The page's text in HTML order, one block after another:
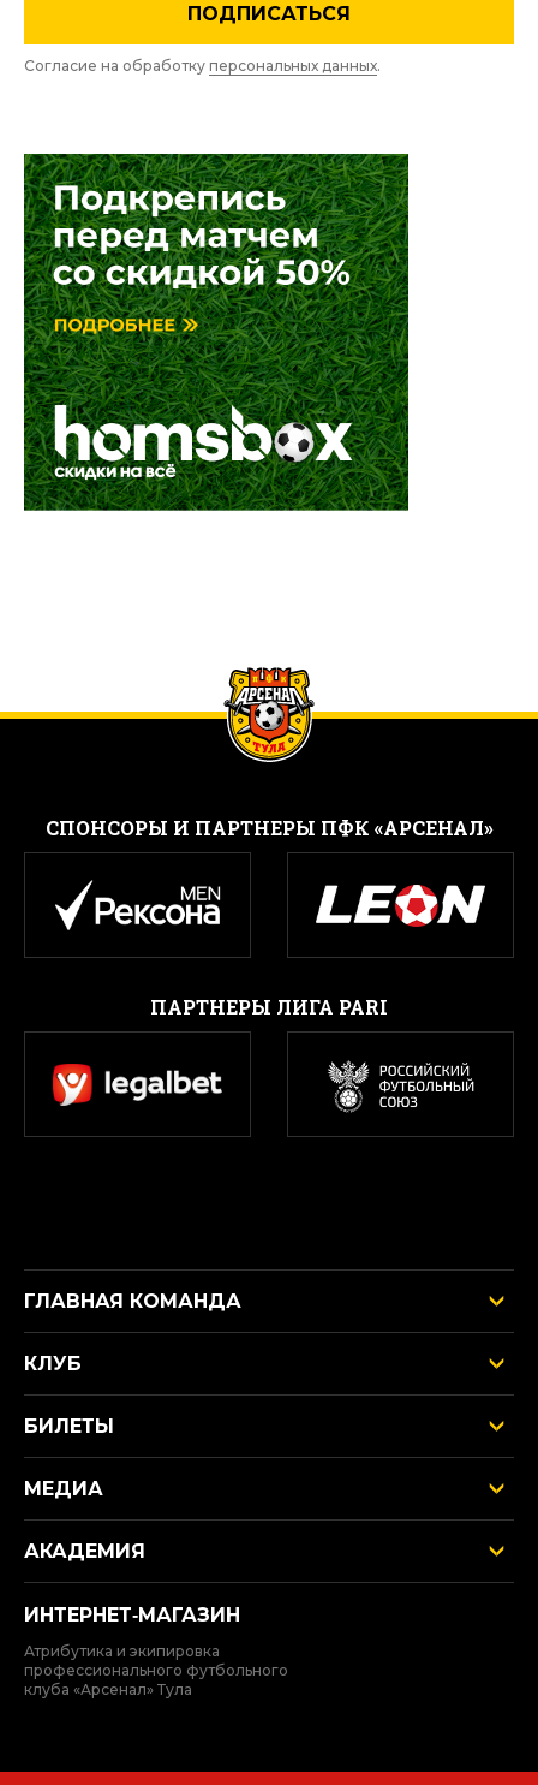
ПОДПИСАТЬСЯ
Согласие на обработку персональных данных.
CПОНСОРЫ И ПАРТНЕРЫ ПФК «АРСЕНАЛ»
ПАРТНЕРЫ ЛИГА PARI
ГЛАВНАЯ КОМАНДА
КЛУБ
БИЛЕТЫ
МЕДИА
АКАДЕМИЯ
ИНТЕРНЕТ‑МАГАЗИН
Атрибутика и экипировка
профессионального футбольного
клуба «Арсенал» Тула